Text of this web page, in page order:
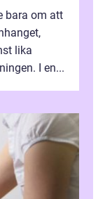
bara om att
lika
I en...